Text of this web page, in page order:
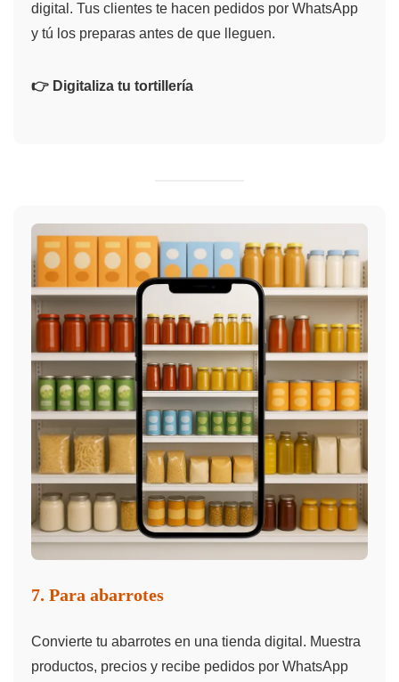
digital. Tus clientes te hacen pedidos por WhatsApp
y tú los preparas antes de que lleguen.
👉 Digitaliza tu tortillería
7. Para abarrotes
Convierte tu abarrotes en una tienda digital. Muestra
productos, precios y recibe pedidos por WhatsApp